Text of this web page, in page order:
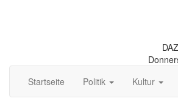
Startseite
Politik Kultur